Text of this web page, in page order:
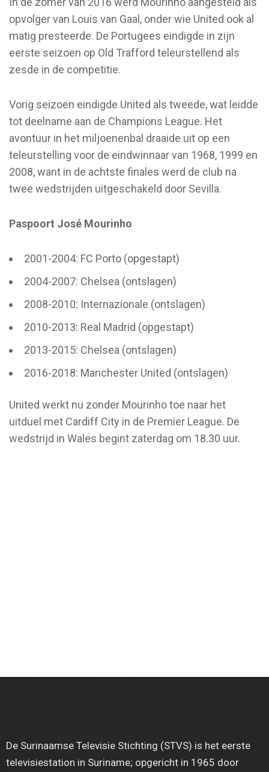
opvolger van Louis van Gaal, onder wie United ook al
matig presteerde. De Portugees eindigde in zijn
eerste seizoen op Old Trafford teleurstellend als
zesde in de competitie.
Vorig seizoen eindigde United als tweede, wat leidde
tot deelname aan de Champions League. Het
avontuur in het miljoenenbal draaide uit op een
teleurstelling voor de eindwinnaar van 1968, 1999 en
2008, want in de achtste finales werd de club na
twee wedstrijden uitgeschakeld door Sevilla.
Paspoort José Mourinho
2001-2004: FC Porto (opgestapt)
2004-2007: Chelsea (ontslagen)
2008-2010: Internazionale (ontslagen)
2010-2013: Real Madrid (opgestapt)
2013-2015: Chelsea (ontslagen)
2016-2018: Manchester United (ontslagen)
United werkt nu zonder Mourinho toe naar het
uitduel met Cardiff City in de Premier League. De
wedstrijd in Wales begint zaterdag om 18.30 uur.
De Surinaamse Televisie Stichting (STVS) is het eerste
televisiestation in Suriname; opgericht in 1965 door